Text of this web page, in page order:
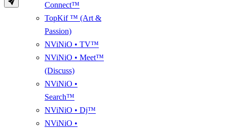
Connect™
TopKif ™ (Art &
Passion)
NViNiO • TV™
NViNiO • Meet™
(Discuss)
NViNiO •
Search™
NViNiO • Dj™
NViNiO •